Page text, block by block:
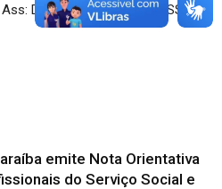
Ass: Diretoria Executiva CRESS/PB
emite Nota Orientativa
do Serviço Social e